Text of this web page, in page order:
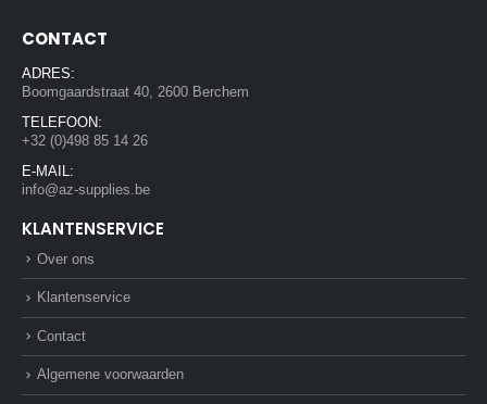
CONTACT
ADRES:
Boomgaardstraat 40, 2600 Berchem
TELEFOON:
+32 (0)498 85 14 26
E-MAIL:
info@az-supplies.be
KLANTENSERVICE
Over ons
Klantenservice
Contact
Algemene voorwaarden